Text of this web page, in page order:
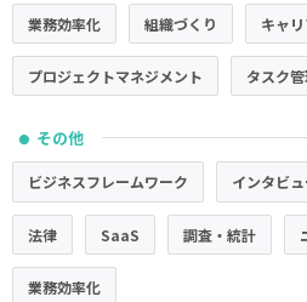
業務効率化 組織づくり キャ
プロジェクトマネジメント タスク
● その他
ビジネスフレームワーク インタビ
法律 SaaS 調査・統計
業務効率化